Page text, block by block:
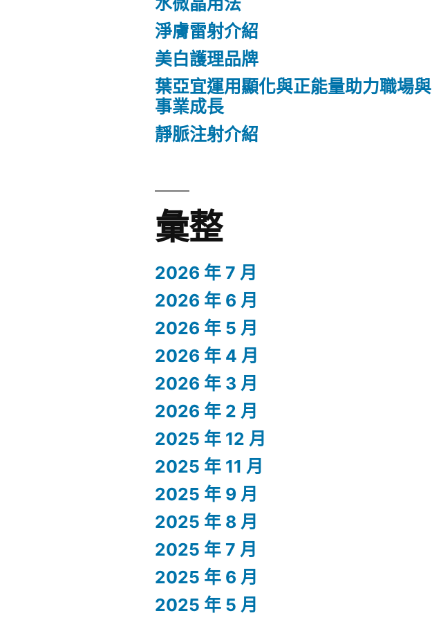
淨膚雷射介紹
美白護理品牌
葉亞宜運用顯化與正能量助力職場與
事業成長
靜脈注射介紹
彙整
2026 年 7 月
2026 年 6 月
2026 年 5 月
2026 年 4 月
2026 年 3 月
2026 年 2 月
2025 年 12 月
2025 年 11 月
2025 年 9 月
2025 年 8 月
2025 年 7 月
2025 年 6 月
2025 年 5 月